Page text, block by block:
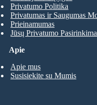
Apie
Apie mus
Susisiekite su Mumis
Privatumo Politika
Privatumas ir Saugumas
Prieinamumas
Jūsų Privatumo